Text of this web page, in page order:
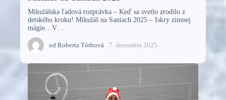
Mikulášska ľadová rozprávka – Keď sa svetlo zrodilo z
detského kroku! Mikuláš na Saniach 2025 – Iskry zimnej
mágie…V…
odRoberta Tóthová 7. decembra 2025